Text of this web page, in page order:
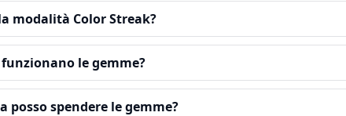
modalità Color Streak?
funzionano le gemme?
posso spendere le gemme?